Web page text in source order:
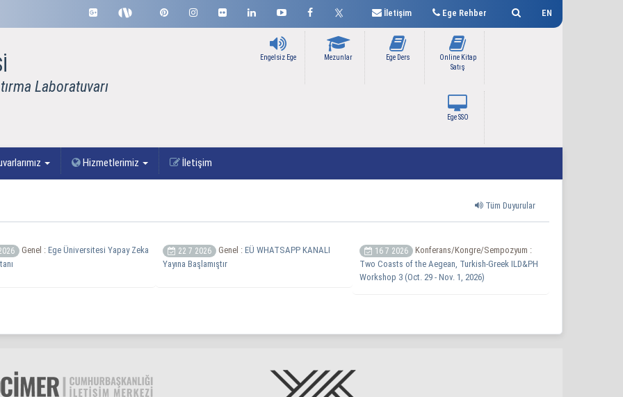
EN
Ege Rehber
İletişim
Laboratuvarı
Online Kitap
Satış
Ege Ders
Mezunlar
Engelsiz Ege
Ege SSO
Hizmetlerimiz İletişim
Tüm Duyurular
Genel : Ege Üniversitesi Yapay Zeka
22 7 2026 Genel : EÜ WHATSAPP KANALI
Yayına Başlamıştır
16 7 2026
Konferans/Kongre/Sempozyum :
Two Coasts of the Aegean, Turkish-Greek ILD&PH
Workshop 3 (Oct. 29 - Nov. 1, 2026)